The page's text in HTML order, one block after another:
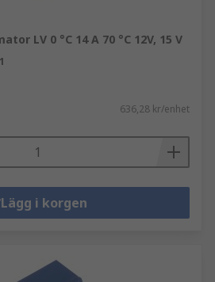
LV 0 °C 14 A 70 °C 12V, 15 V
636,28 kr/enhet
Lägg i korgen